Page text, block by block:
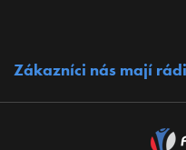
Zákazníci nás mají rádi